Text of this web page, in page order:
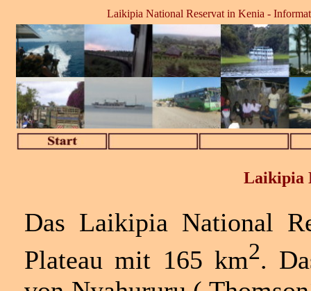
Laikipia National Reservat in Kenia -
Laikipia
Das Laikipia National
Plateau mit 165 km2.